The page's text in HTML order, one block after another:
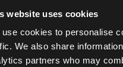
website uses cookies
use cookies to personalise
We also share
partners who may